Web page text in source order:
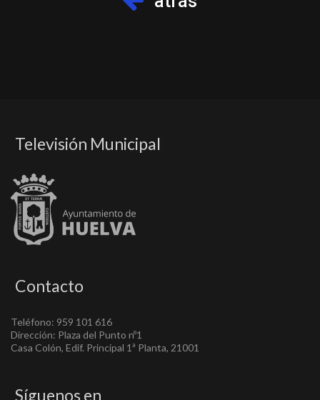
Televisión Municipal
Contacto
Teléfono: 959 101 616
Dirección: Plaza del Punto nº1
Casa Colón, Edif. Principal 1ª Planta, 21001
Síguenos en